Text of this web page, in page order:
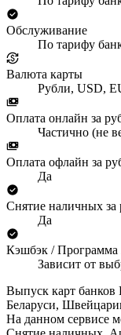
Обслуживание
По тарифу
Валюта карты
Рубли, USD,
Оплата онлайн за
Частично (не
Оплата офлайн за
Да
Снятие наличных за
Да
Кэшбэк / Программа
Зависит от
Выпуск карт банков
Беларуси,
На данном сервисе